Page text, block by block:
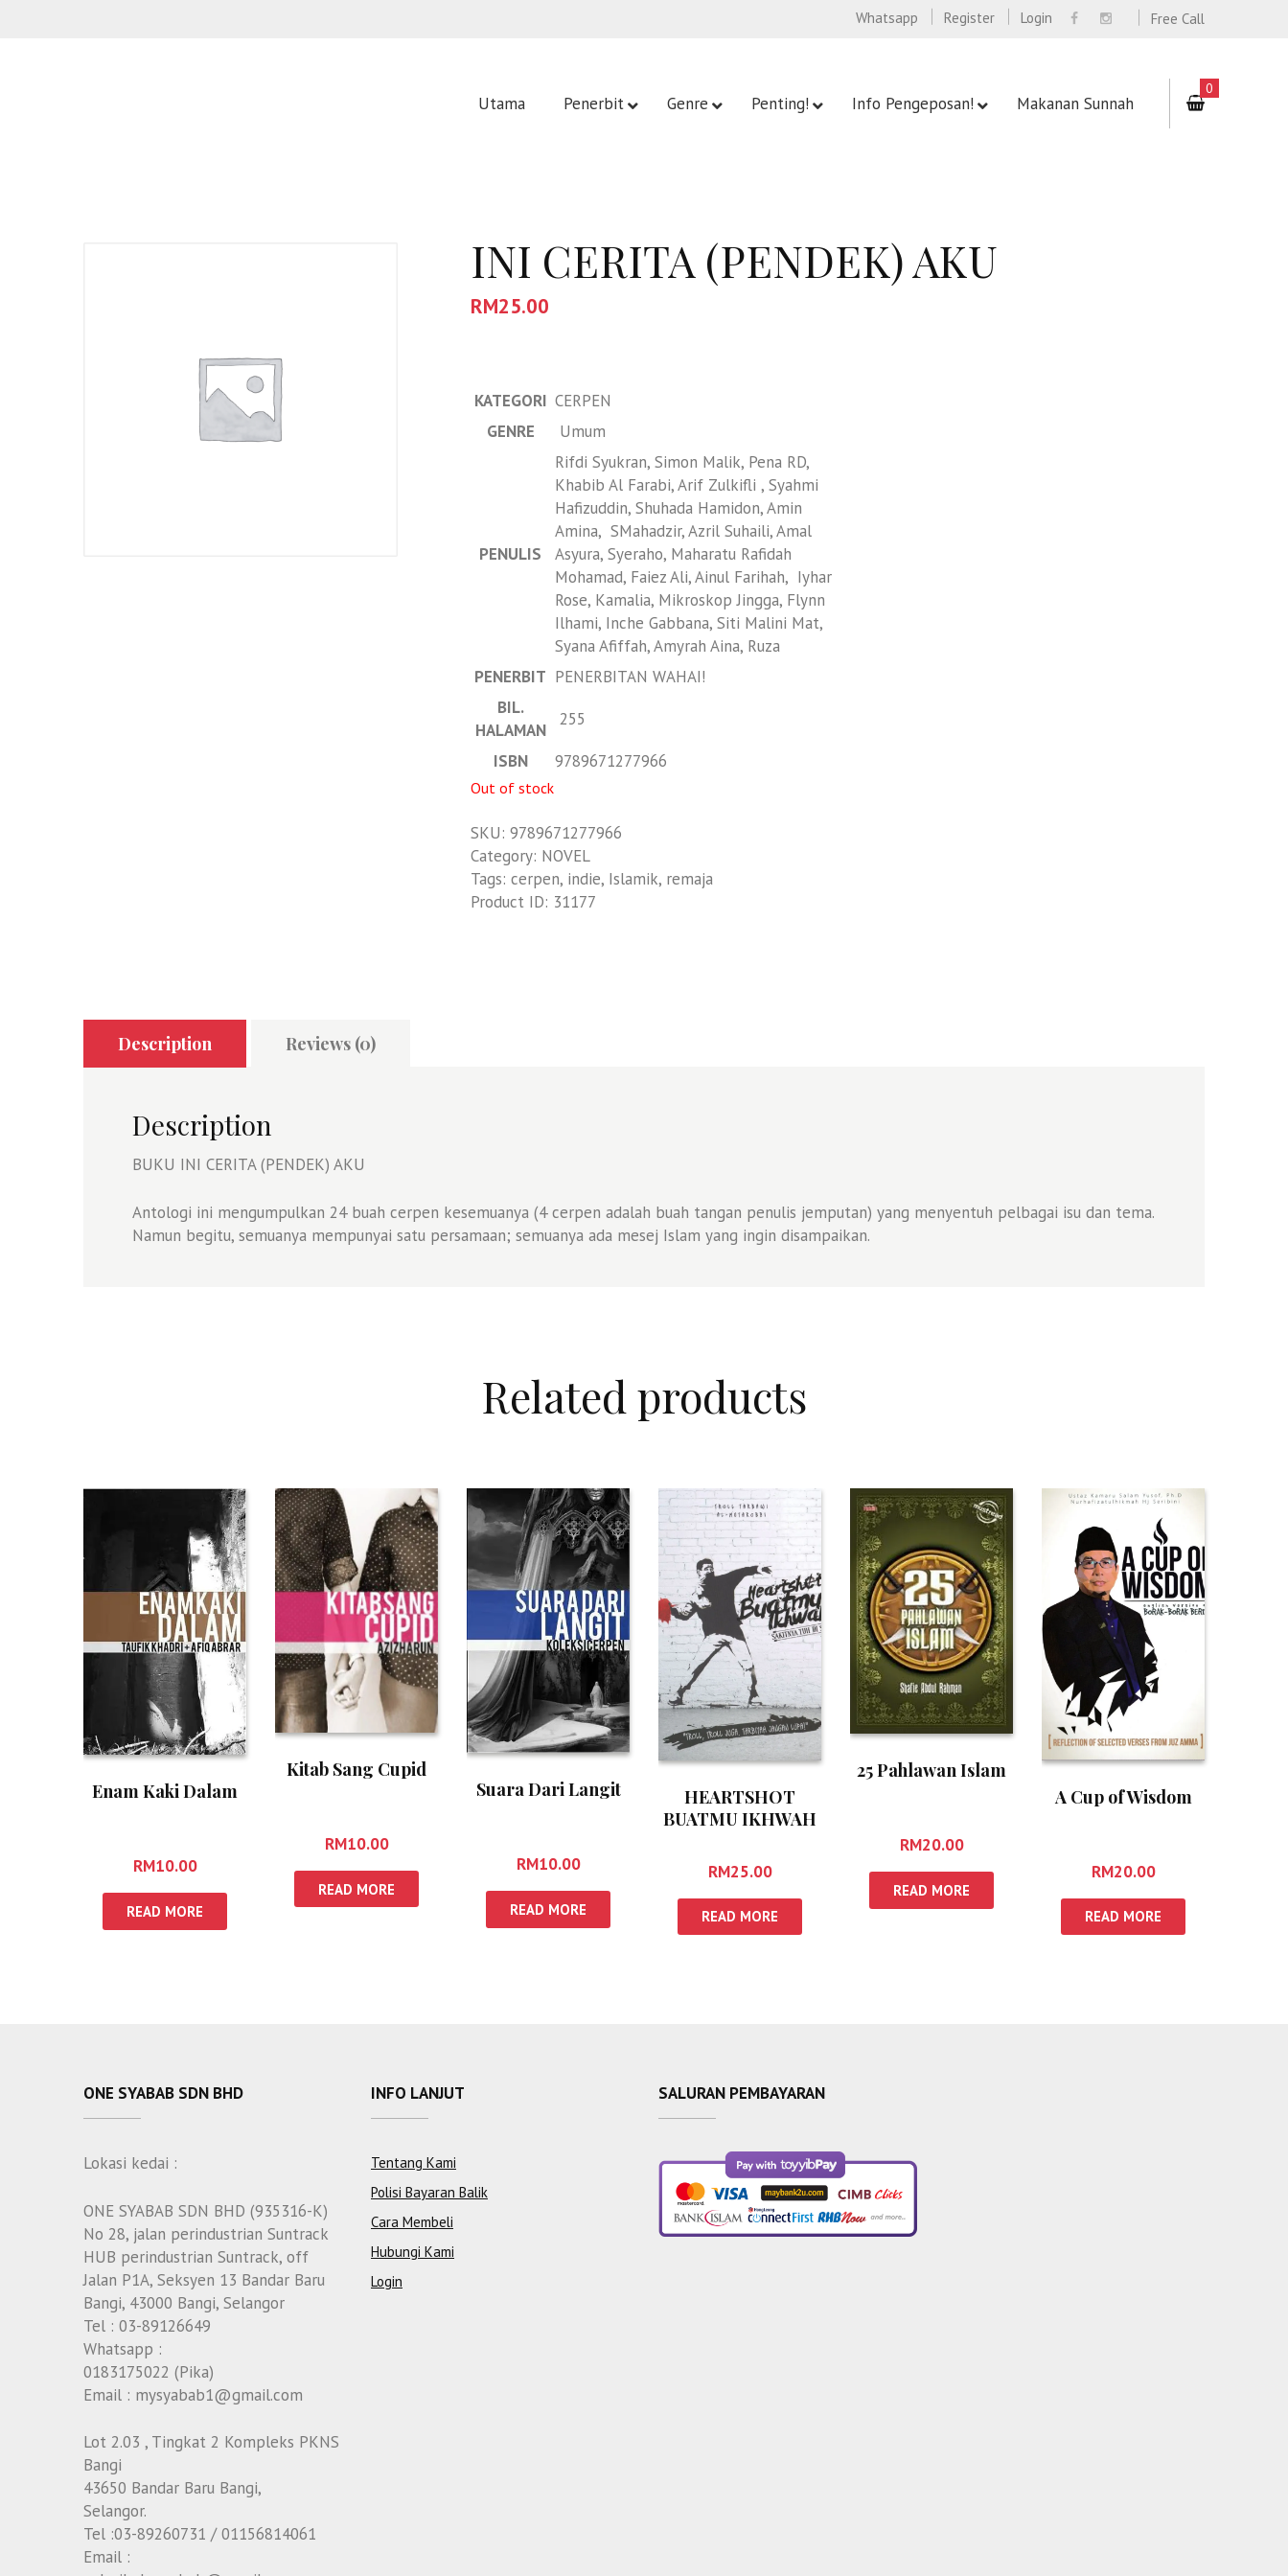
Free Call
Whatsapp Register Login
Utama Penerbit Genre Penting! Info Pengeposan! Makanan Sunnah
0
INI CERITA (PENDEK) AKU
RM25.00
KATEGORI CERPEN
GENRE
Umum
PENULIS
Rifdi Syukran, Simon Malik, Pena RD,
Khabib Al Farabi, Arif Zulkifli , Syahmi
Hafizuddin, Shuhada Hamidon, Amin
Amina, SMahadzir, Azril Suhaili, Amal
Asyura, Syeraho, Maharatu Rafidah
Mohamad, Faiez Ali, Ainul Farihah, Iyhar
Rose, Kamalia, Mikroskop Jingga, Flynn
Ilhami, Inche Gabbana, Siti Malini Mat,
Syana Afiffah, Amyrah Aina, Ruza
PENERBIT PENERBITAN WAHAI!
BIL.
HALAMAN
255
ISBN
9789671277966
Out of stock
SKU: 9789671277966
Category: NOVEL
Tags: cerpen, indie, Islamik, remaja
Product ID: 31177
Description Reviews (0)
Description
BUKU INI CERITA (PENDEK) AKU
Antologi ini mengumpulkan 24 buah cerpen kesemuanya (4 cerpen adalah buah tangan penulis jemputan) yang menyentuh pelbagai isu dan tema.
Namun begitu, semuanya mempunyai satu persamaan; semuanya ada mesej Islam yang ingin disampaikan.
Related products
Enam Kaki Dalam
RM10.00
READ MORE
Kitab Sang Cupid
RM10.00
READ MORE
Suara Dari Langit
RM10.00
READ MORE
HEARTSHOT
BUATMU IKHWAH
RM25.00
READ MORE
25 Pahlawan Islam
RM20.00
READ MORE
A Cup of Wisdom
RM20.00
READ MORE
ONE SYABAB SDN BHD
Lokasi kedai :
ONE SYABAB SDN BHD (935316-K)
No 28, jalan perindustrian Suntrack
HUB perindustrian Suntrack, off
Jalan P1A, Seksyen 13 Bandar Baru
Bangi, 43000 Bangi, Selangor
Tel : 03-89126649
Whatsapp :
0183175022 (Pika)
Email : mysyabab1@gmail.com
Lot 2.03 , Tingkat 2 Kompleks PKNS
Bangi
43650 Bandar Baru Bangi,
Selangor.
Tel :03-89260731 / 01156814061
Email :
INFO LANJUT
Tentang Kami
Polisi Bayaran Balik
Cara Membeli
Hubungi Kami
Login
SALURAN PEMBAYARAN